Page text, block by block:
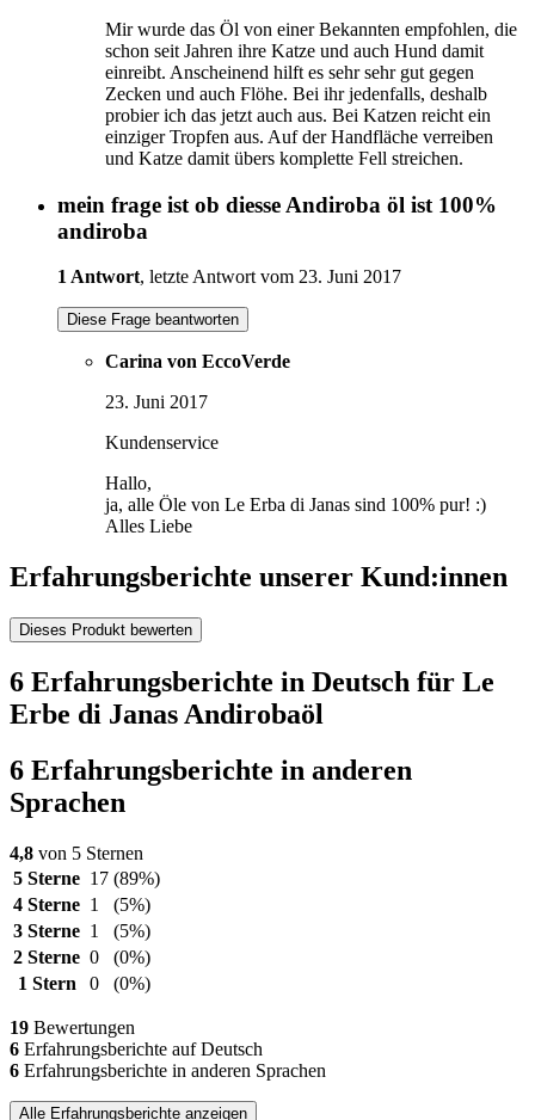
Mir wurde das Öl von einer Bekannten empfohlen, die
schon seit Jahren ihre Katze und auch Hund damit
einreibt. Anscheinend hilft es sehr sehr gut gegen
Zecken und auch Flöhe. Bei ihr jedenfalls, deshalb
probier ich das jetzt auch aus. Bei Katzen reicht ein
einziger Tropfen aus. Auf der Handfläche verreiben
und Katze damit übers komplette Fell streichen.
mein frage ist ob diesse Andiroba öl ist 100%
andiroba
1 Antwort, letzte Antwort vom 23. Juni 2017
Diese Frage beantworten
Carina von EccoVerde
23. Juni 2017
Kundenservice
Hallo,
ja, alle Öle von Le Erba di Janas sind 100% pur! :)
Alles Liebe
Erfahrungsberichte unserer Kund:innen
Dieses Produkt bewerten
6 Erfahrungsberichte in Deutsch für Le
Erbe di Janas Andirobaöl
6 Erfahrungsberichte in anderen
Sprachen
4,8 von 5 Sternen
5 Sterne 17 (89%)
4 Sterne 1
(5%)
3 Sterne 1
(5%)
2 Sterne 0
(0%)
1 Stern
0 (0%)
19 Bewertungen
6 Erfahrungsberichte auf Deutsch
6 Erfahrungsberichte in anderen Sprachen
Alle Erfahrungsberichte anzeigen